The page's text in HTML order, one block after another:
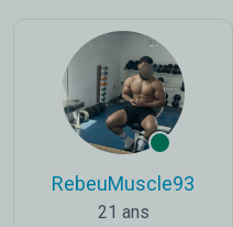
RebeuMuscle93
21 ans